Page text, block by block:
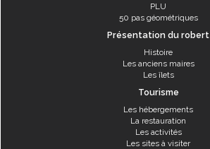
PLU
50 pas géométriques
Présentation du robert
Histoire
Les anciens maires
Les îlets
Tourisme
Les hébergements
La restauration
Les activités
Les sites à visiter